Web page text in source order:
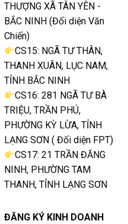
THƯỢNG XÃ TÂN YÊN -
BẮC NINH (Đối diện Văn
Chiến)
CS15: NGÃ TƯ THÂN,
THANH XUÂN, LỤC NAM,
TỈNH BẮC NINH
CS16: 281 NGÃ TƯ BÀ
TRIỆU, TRẦN PHÚ,
PHƯỜNG KỲ LỪA, TỈNH
LẠNG SƠN ( Đối diện FPT)
CS17: 21 TRẦN ĐĂNG
NINH, PHƯỜNG TAM
THANH, TỈNH LẠNG SƠN
ĐĂNG KÝ KINH DOANH